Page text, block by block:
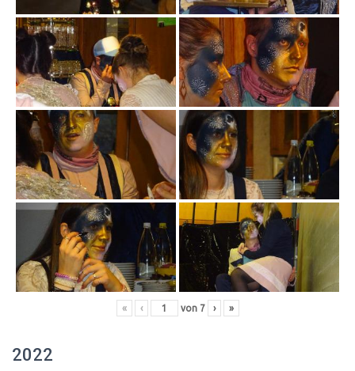
« ‹ von 7 › »
2022